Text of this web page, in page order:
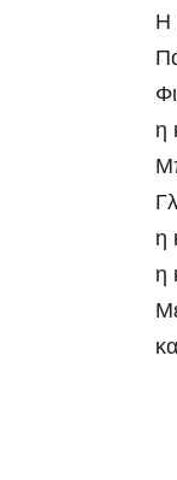
H
η
η
η